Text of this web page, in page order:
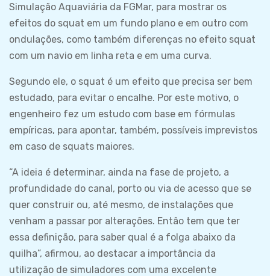
Simulação Aquaviária da FGMar, para mostrar os
efeitos do squat em um fundo plano e em outro com
ondulações, como também diferenças no efeito squat
com um navio em linha reta e em uma curva.
Segundo ele, o squat é um efeito que precisa ser bem
estudado, para evitar o encalhe. Por este motivo, o
engenheiro fez um estudo com base em fórmulas
empíricas, para apontar, também, possíveis imprevistos
em caso de squats maiores.
“A ideia é determinar, ainda na fase de projeto, a
profundidade do canal, porto ou via de acesso que se
quer construir ou, até mesmo, de instalações que
venham a passar por alterações. Então tem que ter
essa definição, para saber qual é a folga abaixo da
quilha”, afirmou, ao destacar a importância da
utilização de simuladores com uma excelente